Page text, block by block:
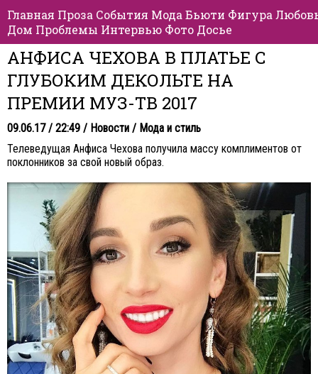
Главная Проза События Мода Бьюти Фигура
Дом Проблемы Интервью Фото Досье
АНФИСА ЧЕХОВА В ПЛАТЬЕ С
ГЛУБОКИМ ДЕКОЛЬТЕ НА
ПРЕМИИ МУЗ-ТВ 2017
09.06.17 / 22:49 / Новости / Мода и стиль
Телеведущая Анфиса Чехова получила массу комплиментов от
поклонников за свой новый образ.